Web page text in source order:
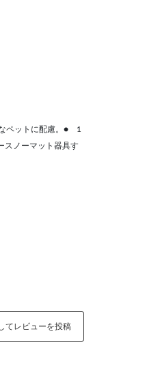
ペットに配慮。● 1
スノーマット器具す
てレビューを投稿